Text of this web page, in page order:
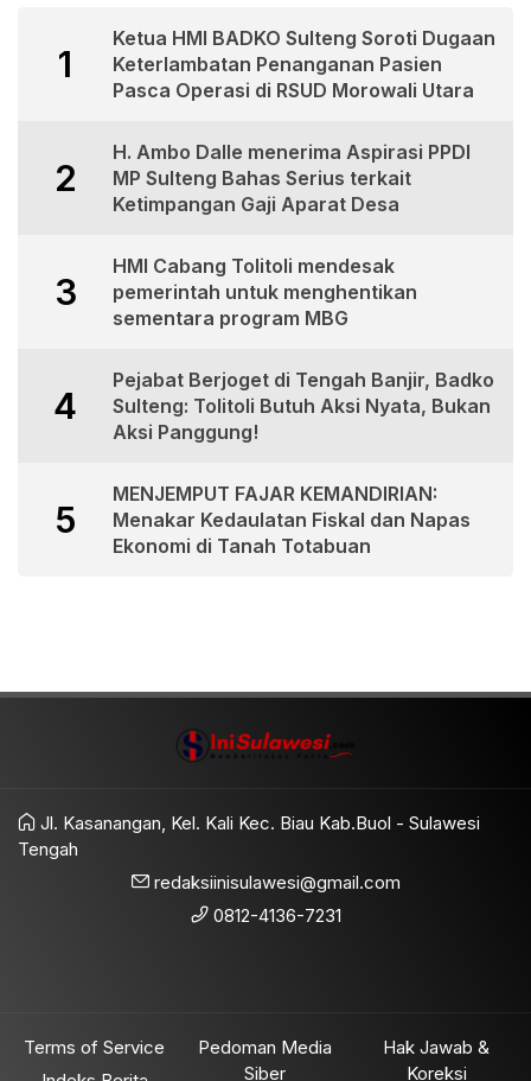
1
Ketua HMI BADKO Sulteng Soroti Dugaan
Keterlambatan Penanganan Pasien
Pasca Operasi di RSUD Morowali Utara
2
H. Ambo Dalle menerima Aspirasi PPDI
MP Sulteng Bahas Serius terkait
Ketimpangan Gaji Aparat Desa
3
HMI Cabang Tolitoli mendesak
pemerintah untuk menghentikan
sementara program MBG
4
Pejabat Berjoget di Tengah Banjir, Badko
Sulteng: Tolitoli Butuh Aksi Nyata, Bukan
Aksi Panggung!
5
MENJEMPUT FAJAR KEMANDIRIAN:
Menakar Kedaulatan Fiskal dan Napas
Ekonomi di Tanah Totabuan
Jl. Kasanangan, Kel. Kali Kec. Biau Kab.Buol - Sulawesi
Tengah
redaksiinisulawesi@gmail.com
0812-4136-7231
Terms of Service
Pedoman Media
Siber
Hak Jawab &
Koreksi